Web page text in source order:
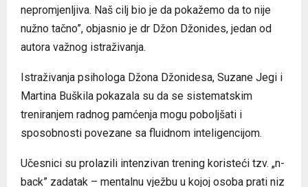
nepromjenljiva. Naš cilj bio je da pokažemo da to nije
nužno tačno”, objasnio je dr Džon Džonides, jedan od
autora važnog istraživanja.
Istraživanja psihologa Džona Džonidesa, Suzane Jegi i
Martina Buškila pokazala su da se sistematskim
treniranjem radnog pamćenja mogu poboljšati i
sposobnosti povezane sa fluidnom inteligencijom.
Učesnici su prolazili intenzivan trening koristeći tzv. „n-
back” zadatak – mentalnu vježbu u kojoj osoba prati niz